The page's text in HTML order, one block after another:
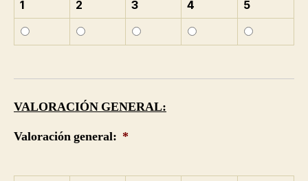
1 2 3 4 5
VALORACIÓN GENERAL:
Valoración general: *